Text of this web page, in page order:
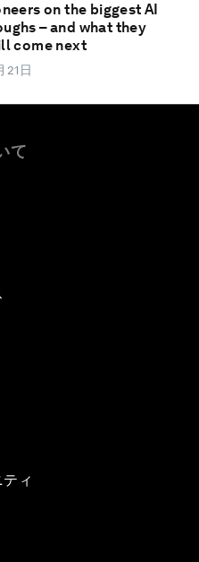
on the biggest AI
– and what they
come next
21日
て
ィ